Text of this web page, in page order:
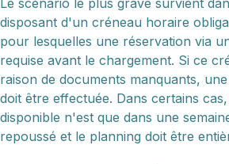
disposant d'un créneau horaire
pour lesquelles une réservation via
requise avant le chargement. Si ce
raison de documents manquants,
doit être effectuée. Dans certains
disponible n'est que dans une
repoussé et le planning doit être